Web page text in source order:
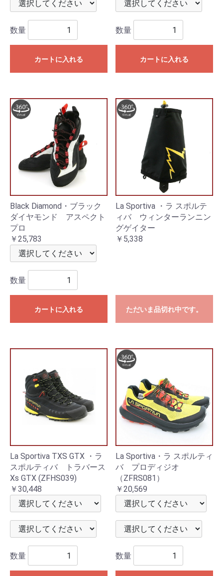
数量
カートに入れる
数量
カートに入れる
Black Diamond・ブラック
ダイヤモンド アスペクト
プロ
￥25,783
数量
カートに入れる
La Sportiva ・ラ スポルテ
ィバ ウィンターランニン
グゲイター
￥5,338
ただいま品切れ中です。
La Sportiva TXS GTX ・ラ
スポルティバ トラバース
Xs GTX (ZFHS039)
￥30,448
数量
La Sportiva・ラ スポルティ
バ プロディジオ
（ZFRS081）
￥20,569
数量